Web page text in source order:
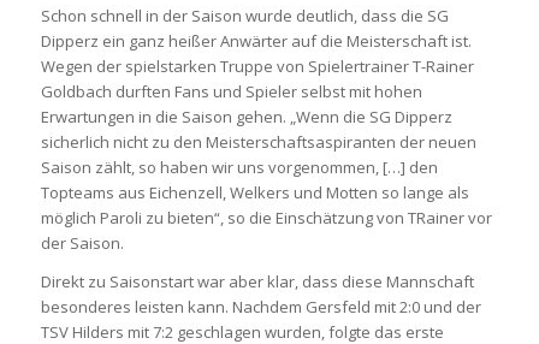
Schon schnell in der Saison wurde deutlich, dass die SG
Dipperz ein ganz heißer Anwärter auf die Meisterschaft ist.
Wegen der spielstarken Truppe von Spielertrainer T-Rainer
Goldbach durften Fans und Spieler selbst mit hohen
Erwartungen in die Saison gehen. „Wenn die SG Dipperz
sicherlich nicht zu den Meisterschaftsaspiranten der neuen
Saison zählt, so haben wir uns vorgenommen, […] den
Topteams aus Eichenzell, Welkers und Motten so lange als
möglich Paroli zu bieten“, so die Einschätzung von TRainer vor
der Saison.
Direkt zu Saisonstart war aber klar, dass diese Mannschaft
besonderes leisten kann. Nachdem Gersfeld mit 2:0 und der
TSV Hilders mit 7:2 geschlagen wurden, folgte das erste